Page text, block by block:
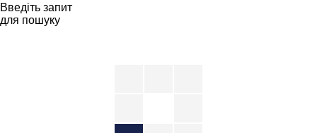
Введіть запит
для пошуку